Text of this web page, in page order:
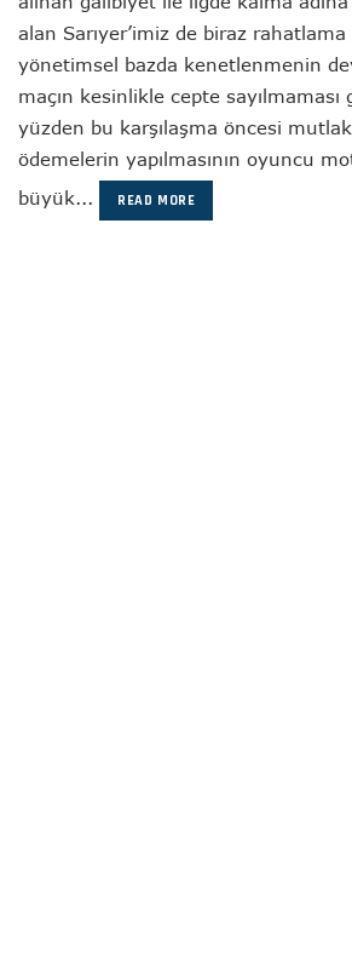
alan Sarıyer’imiz de biraz
yönetimsel bazda kenetlenmenin
maçın kesinlikle cepte
yüzden bu karşılaşma öncesi
ödemelerin yapılmasının oyuncu
büyük...
READ MORE